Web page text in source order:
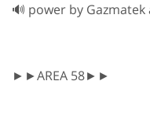
🔊 power by
►►AREA 58►►